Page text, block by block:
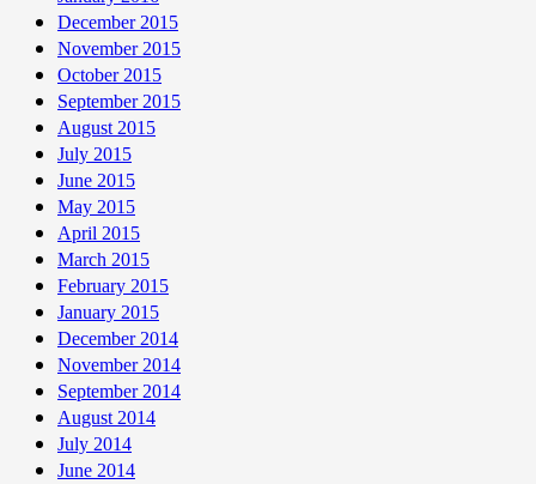
December 2015
November 2015
October 2015
September 2015
August 2015
July 2015
June 2015
May 2015
April 2015
March 2015
February 2015
January 2015
December 2014
November 2014
September 2014
August 2014
July 2014
June 2014